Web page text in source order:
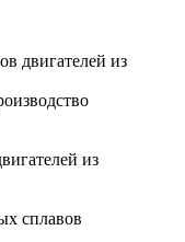
двигателей из
из
сплавов